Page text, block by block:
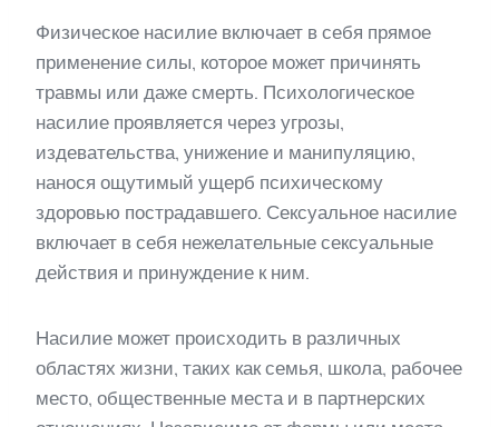
Физическое насилие включает в себя прямое
применение силы, которое может причинять
травмы или даже смерть. Психологическое
насилие проявляется через угрозы,
издевательства, унижение и манипуляцию,
нанося ощутимый ущерб психическому
здоровью пострадавшего. Сексуальное насилие
включает в себя нежелательные сексуальные
действия и принуждение к ним.
Насилие может происходить в различных
областях жизни, таких как семья, школа, рабочее
место, общественные места и в партнерских